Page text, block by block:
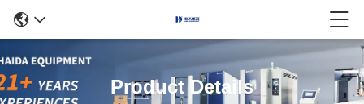
Product Details